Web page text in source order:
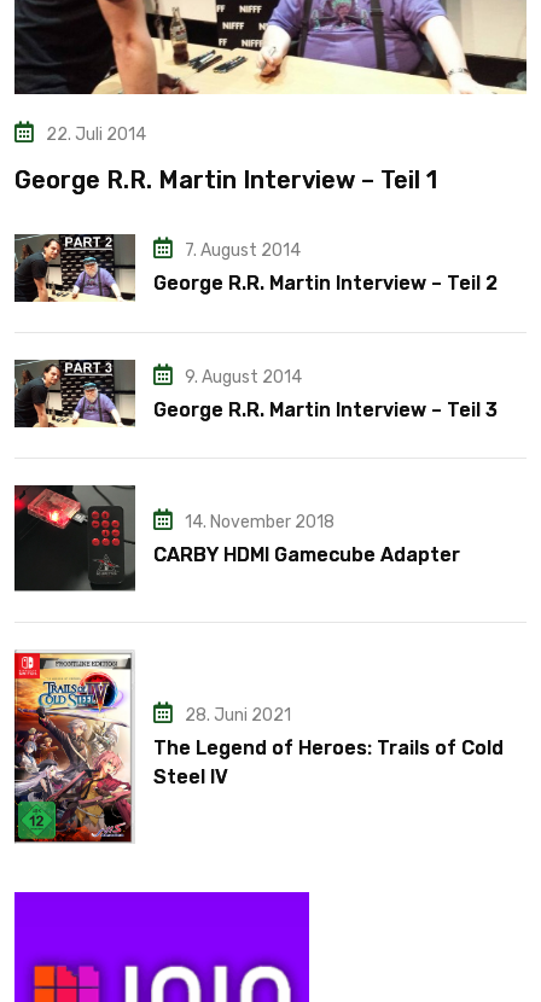
22. Juli 2014
George R.R. Martin Interview – Teil 1
7. August 2014
George R.R. Martin Interview – Teil 2
9. August 2014
George R.R. Martin Interview – Teil 3
14. November 2018
CARBY HDMI Gamecube Adapter
28. Juni 2021
The Legend of Heroes: Trails of Cold
Steel IV